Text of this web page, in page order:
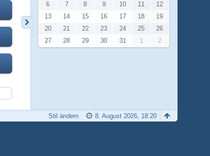
6
7 8 9 10 11
12
13
14 15 16 17 18
19
20
21 22 23 24 25
26
27
28 29 30 31 1 2
8. August 2026, 18:20
Stil ändern